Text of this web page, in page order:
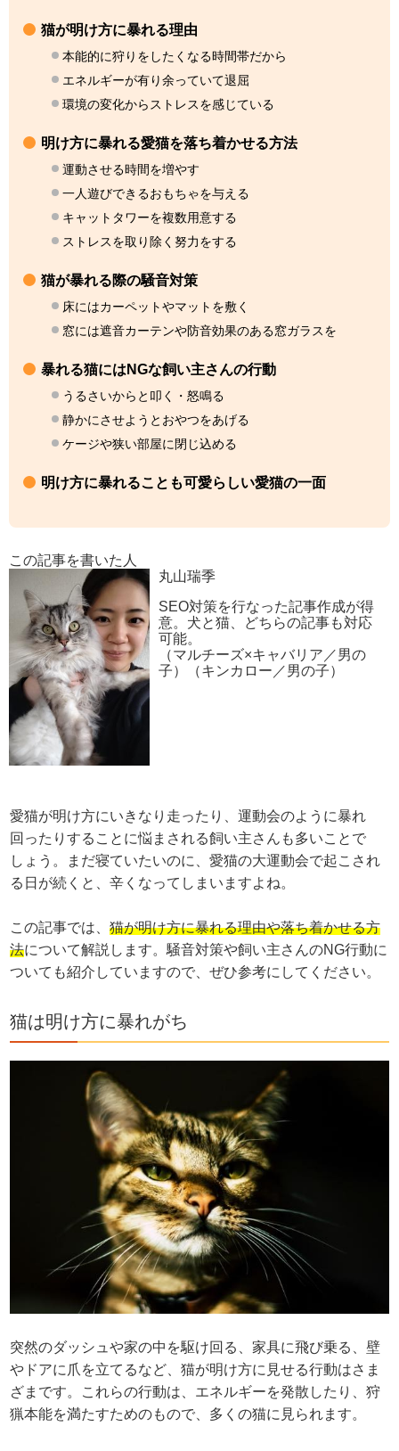
猫が明け方に暴れる理由
本能的に狩りをしたくなる時間帯だから
エネルギーが有り余っていて退屈
環境の変化からストレスを感じている
明け方に暴れる愛猫を落ち着かせる方法
運動させる時間を増やす
一人遊びできるおもちゃを与える
キャットタワーを複数用意する
ストレスを取り除く努力をする
猫が暴れる際の騒音対策
床にはカーペットやマットを敷く
窓には遮音カーテンや防音効果のある窓ガラスを
暴れる猫にはNGな飼い主さんの行動
うるさいからと叩く・怒鳴る
静かにさせようとおやつをあげる
ケージや狭い部屋に閉じ込める
明け方に暴れることも可愛らしい愛猫の一面
この記事を書いた人
丸山瑞季
SEO対策を行なった記事作成が得
意。犬と猫、どちらの記事も対応
可能。
（マルチーズ×キャバリア／男の
子）（キンカロー／男の子）
愛猫が明け方にいきなり走ったり、運動会のように暴れ
回ったりすることに悩まされる飼い主さんも多いことで
しょう。まだ寝ていたいのに、愛猫の大運動会で起こされ
る日が続くと、辛くなってしまいますよね。
この記事では、猫が明け方に暴れる理由や落ち着かせる方
法について解説します。騒音対策や飼い主さんのNG行動に
ついても紹介していますので、ぜひ参考にしてください。
猫は明け方に暴れがち
突然のダッシュや家の中を駆け回る、家具に飛び乗る、壁
やドアに爪を立てるなど、猫が明け方に見せる行動はさま
ざまです。これらの行動は、エネルギーを発散したり、狩
猟本能を満たすためのもので、多くの猫に見られます。